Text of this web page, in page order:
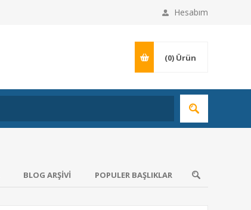
Hesabım
(0) Ürün
BLOG ARŞIVI POPULER BAŞLIKLAR